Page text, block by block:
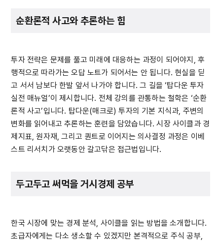
순환론적 사고와 추론하는 힘
투자 전략은 문제를 풀고 미래에 대응하는 과정이 되어야지, 후
행적으로 따라가는 오답 노트가 되어서는 안 됩니다. 현실을 딛
고 서서 남보다 한발 앞서 나가야 합니다. 그 길을 ‘탑다운 투자
실전 매뉴얼’이 제시합니다. 전체 강의를 관통하는 철학은 ‘순환
론적 사고’입니다. 탑다운(매크로) 투자의 기본 지식과, 주변의
변화를 읽어내고 추론하는 훈련을 담았습니다. 시장 사이클과 경
제지표, 원자재, 그리고 퀀트로 이어지는 의사결정 과정은 이베
스트 리서치가 오랫동안 갈고닦은 접근법입니다.
두고두고 써먹을 거시경제 공부
한국 시장에 맞는 경제 분석, 사이클을 읽는 방법을 소개합니다.
초급자에게는 다소 생소할 수 있겠지만 본격적으로 주식 공부,